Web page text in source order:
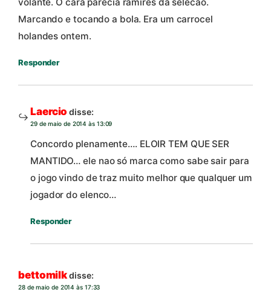
Marcando e tocando a bola. Era um carrocel
holandes ontem.
Responder
Laercio disse:
29 de maio de 2014 às 13:09
Concordo plenamente…. ELOIR TEM QUE SER
MANTIDO… ele nao só marca como sabe sair para
o jogo vindo de traz muito melhor que qualquer um
jogador do elenco…
Responder
bettomilkdisse:
28 de maio de 2014 às 17:33